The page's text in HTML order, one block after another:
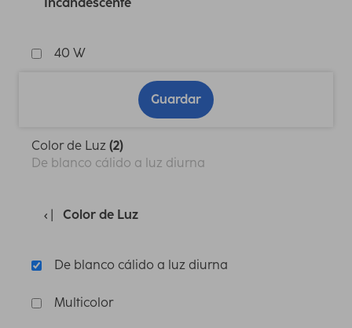
40 W
Guardar
Color de Luz (2)
De blanco cálido a luz diurna
Color de Luz
De blanco cálido a luz diurna
Multicolor